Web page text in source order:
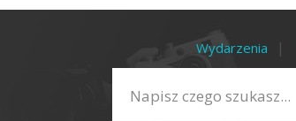
Wydarzenia